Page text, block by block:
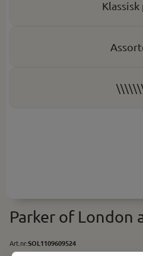
Parker of London
Art.nr:SOL1109609524